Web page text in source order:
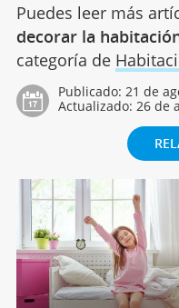
Puedes leer más
decorar la
categoría de
Publicado: 21 de
Actualizado: 26 de